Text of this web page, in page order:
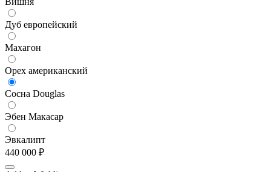
Дуб европейский
Махагон
Орех американский
Сосна Douglas
Эбен Макасар
Эвкалипт
440 000 ₽